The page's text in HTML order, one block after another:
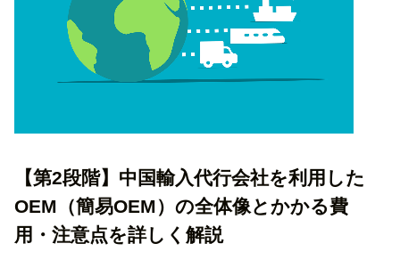
【第2段階】中国輸入代行会社を利用した
OEM（簡易OEM）の全体像とかかる費
用・注意点を詳しく解説